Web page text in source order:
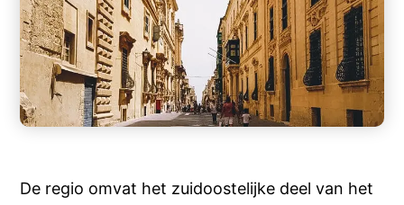
De regio omvat het zuidoostelijke deel van het